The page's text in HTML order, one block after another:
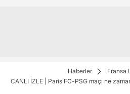
Haberler
Fransa
CANLI İZLE | Paris FC-PSG maçı ne